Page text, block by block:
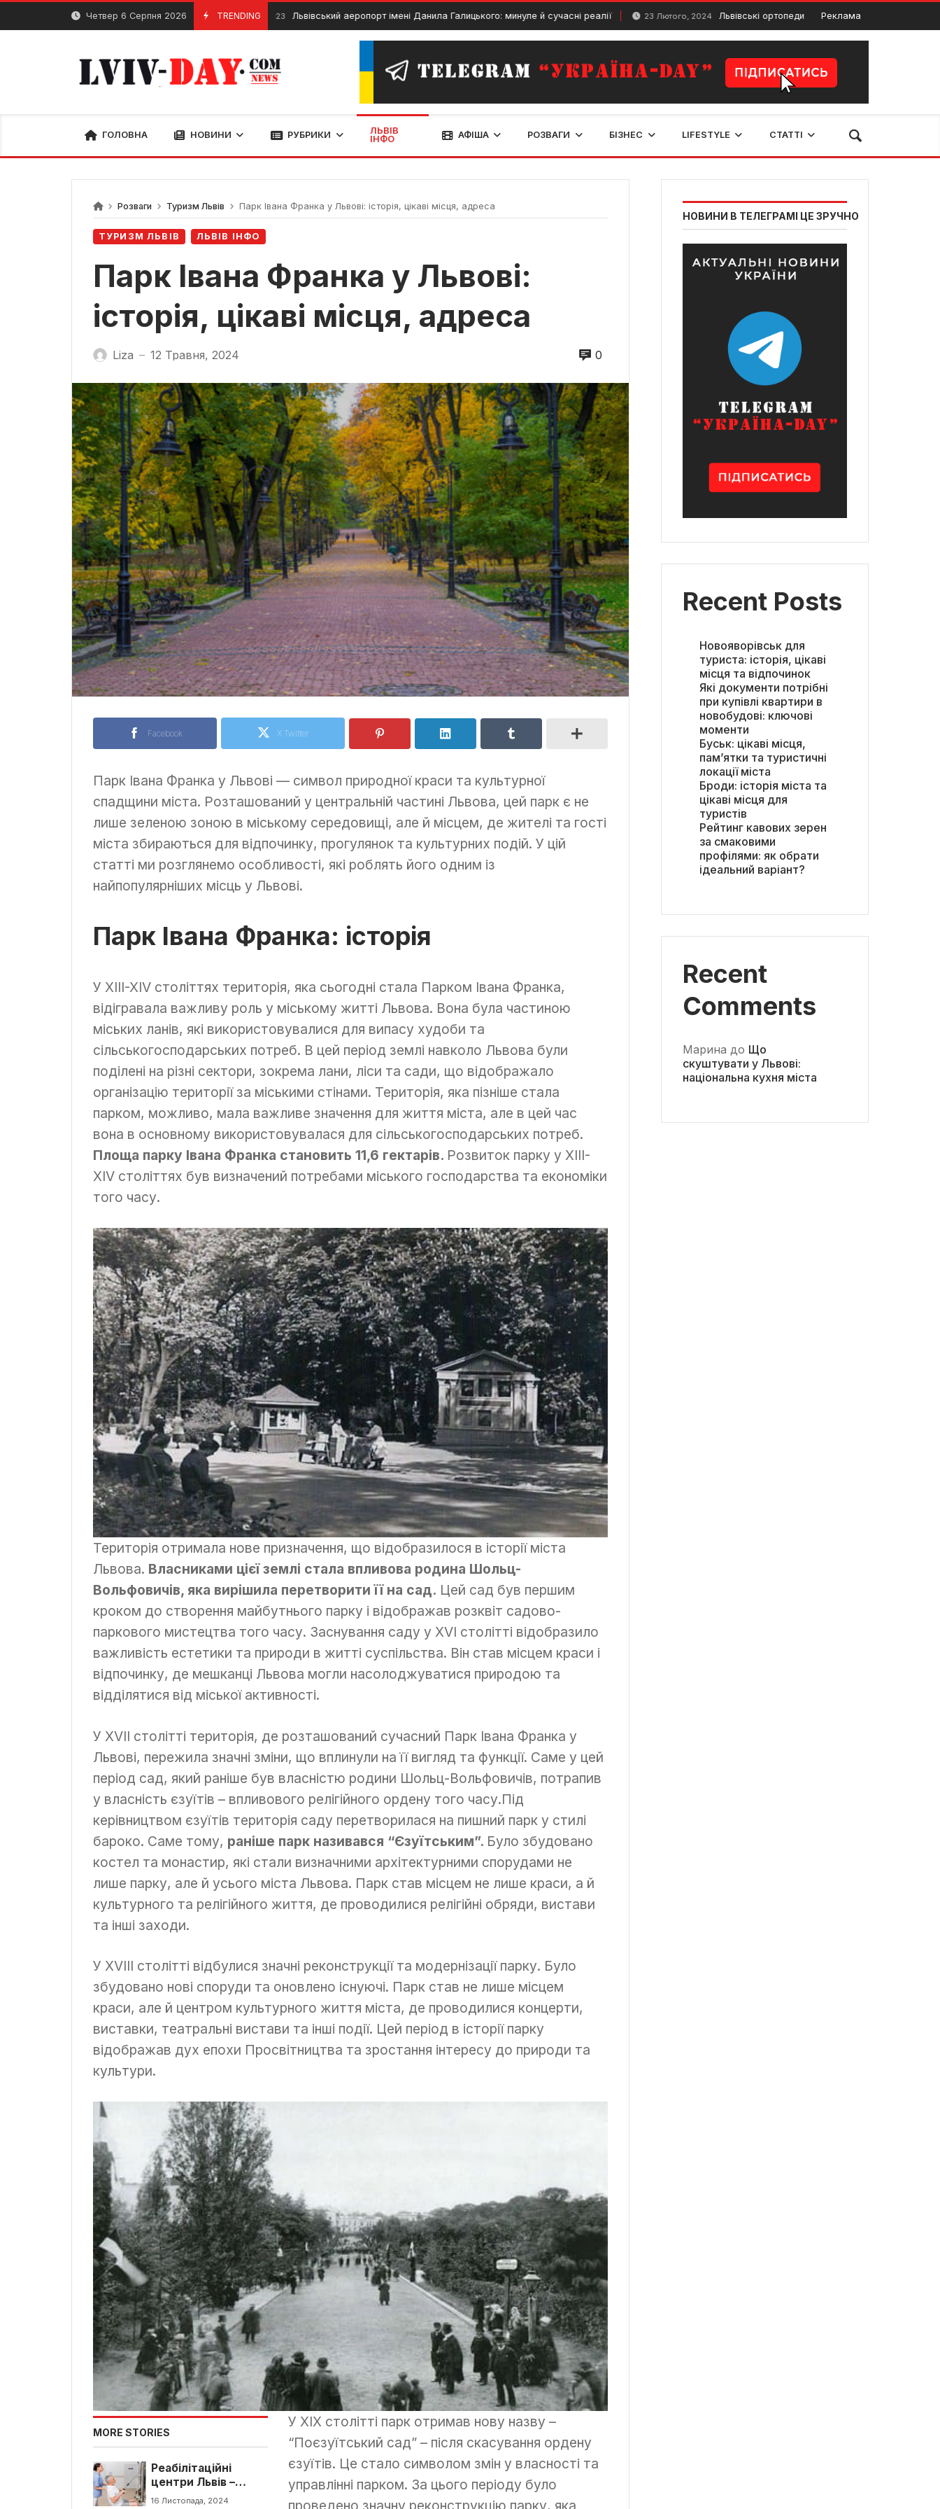
Skip
content
Четвер 6 Серпня 2026 TRENDING
23 Грудня, 2023 Львівський аеропорт імені Данила Галицького: минуле й сучасні реалії 23 Лютого, 2024 Львівські ортопеди врятували ногу 25-річному
Реклама
ГОЛОВНА НОВИНИ РУБРИКИ
ЛЬВІВ
ІНФО
АФІША РОЗВАГИ БІЗНЕС LIFESTYLE СТАТТІ
Розваги Туризм Львів Парк Івана Франка у Львові: історія, цікаві місця, адреса
ТУРИЗМ ЛЬВІВ ЛЬВІВ ІНФО
Парк Івана Франка у Львові:
історія, цікаві місця, адреса
Liza — 12 Травня, 2024 0
Facebook X Twitter
Парк Івана Франка у Львові — символ природної краси та культурної
спадщини міста. Розташований у центральній частині Львова, цей парк є не
лише зеленою зоною в міському середовищі, але й місцем, де жителі та гості
міста збираються для відпочинку, прогулянок та культурних подій. У цій
статті ми розглянемо особливості, які роблять його одним із
найпопулярніших місць у Львові.
Парк Івана Франка: історія
У XIII-XIV століттях територія, яка сьогодні стала Парком Івана Франка,
відігравала важливу роль у міському житті Львова. Вона була частиною
міських ланів, які використовувалися для випасу худоби та
сільськогосподарських потреб. В цей період землі навколо Львова були
поділені на різні сектори, зокрема лани, ліси та сади, що відображало
організацію території за міськими стінами. Територія, яка пізніше стала
парком, можливо, мала важливе значення для життя міста, але в цей час
вона в основному використовувалася для сільськогосподарських потреб.
Площа парку Івана Франка становить 11,6 гектарів. Розвиток парку у XIII-
XIV століттях був визначений потребами міського господарства та економіки
того часу.
Територія отримала нове призначення, що відобразилося в історії міста
Львова. Власниками цієї землі стала впливова родина Шольц-
Вольфовичів, яка вирішила перетворити її на сад. Цей сад був першим
кроком до створення майбутнього парку і відображав розквіт садово-
паркового мистецтва того часу. Заснування саду у XVI столітті відобразило
важливість естетики та природи в житті суспільства. Він став місцем краси і
відпочинку, де мешканці Львова могли насолоджуватися природою та
відділятися від міської активності.
У XVII столітті територія, де розташований сучасний Парк Івана Франка у
Львові, пережила значні зміни, що вплинули на її вигляд та функції. Саме у цей
період сад, який раніше був власністю родини Шольц-Вольфовичів, потрапив
у власність єзуїтів – впливового релігійного ордену того часу.Під
керівництвом єзуїтів територія саду перетворилася на пишний парк у стилі
бароко. Саме тому, раніше парк називався “Єзуїтським”. Було збудовано
костел та монастир, які стали визначними архітектурними спорудами не
лише парку, але й усього міста Львова. Парк став місцем не лише краси, а й
культурного та релігійного життя, де проводилися релігійні обряди, вистави
та інші заходи.
У XVIII столітті відбулися значні реконструкції та модернізації парку. Було
збудовано нові споруди та оновлено існуючі. Парк став не лише місцем
краси, але й центром культурного життя міста, де проводилися концерти,
виставки, театральні вистави та інші події. Цей період в історії парку
відображав дух епохи Просвітництва та зростання інтересу до природи та
культури.
MORE STORIES
Реабілітаційні
центри Львів –
адрес, контакти та
16 Листопада, 2024
У XIX столітті парк отримав нову назву –
“Поєзуїтський сад” – після скасування ордену
єзуїтів. Це стало символом змін у власності та
управлінні парком. За цього періоду було
проведено значну реконструкцію парку, яка
НОВИНИ В ТЕЛЕГРАМІ ЦЕ ЗРУЧНО
Recent Posts
Новояворівськ для
туриста: історія, цікаві
місця та відпочинок
Які документи потрібні
при купівлі квартири в
новобудові: ключові
моменти
Буськ: цікаві місця,
пам’ятки та туристичні
локації міста
Броди: історія міста та
цікаві місця для
туристів
Рейтинг кавових зерен
за смаковими
профілями: як обрати
ідеальний варіант?
Recent
Comments
Марина до Що
скуштувати у Львові:
національна кухня міста